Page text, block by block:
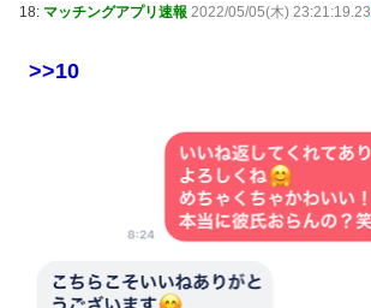
18: マッチングアプリ速報 2022/05/05(木) 23:21:19.23
>>10